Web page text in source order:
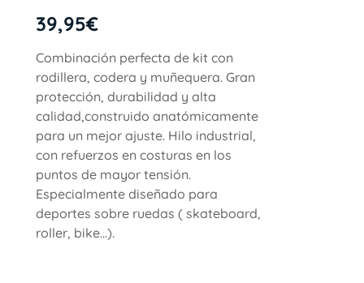
39,95€
Combinación perfecta de kit con
rodillera, codera y muñequera. Gran
protección, durabilidad y alta
calidad,construido anatómicamente
para un mejor ajuste. Hilo industrial,
con refuerzos en costuras en los
puntos de mayor tensión.
Especialmente diseñado para
deportes sobre ruedas ( skateboard,
roller, bike...).